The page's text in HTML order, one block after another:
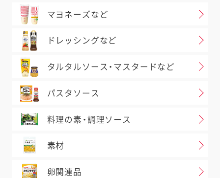
マヨネーズなど
ドレッシングなど
タルタルソース・マスタードなど
パスタソース
料理の素・調理ソース
素材
卵関連品